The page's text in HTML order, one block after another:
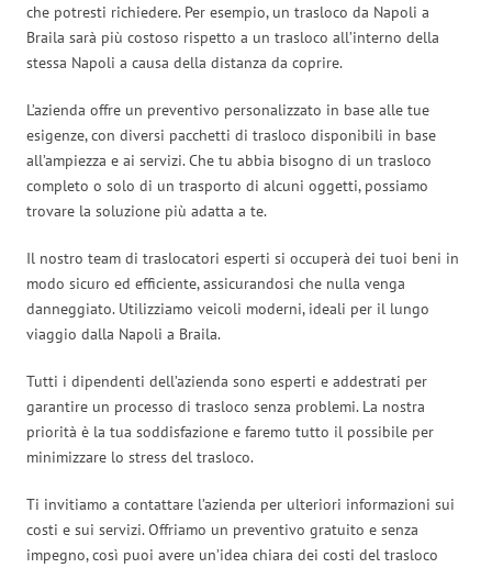
che potresti richiedere. Per esempio, un trasloco da Napoli a
Braila sarà più costoso rispetto a un trasloco all’interno della
stessa Napoli a causa della distanza da coprire.
L’azienda offre un preventivo personalizzato in base alle tue
esigenze, con diversi pacchetti di trasloco disponibili in base
all’ampiezza e ai servizi. Che tu abbia bisogno di un trasloco
completo o solo di un trasporto di alcuni oggetti, possiamo
trovare la soluzione più adatta a te.
Il nostro team di traslocatori esperti si occuperà dei tuoi beni in
modo sicuro ed efficiente, assicurandosi che nulla venga
danneggiato. Utilizziamo veicoli moderni, ideali per il lungo
viaggio dalla Napoli a Braila.
Tutti i dipendenti dell’azienda sono esperti e addestrati per
garantire un processo di trasloco senza problemi. La nostra
priorità è la tua soddisfazione e faremo tutto il possibile per
minimizzare lo stress del trasloco.
Ti invitiamo a contattare l’azienda per ulteriori informazioni sui
costi e sui servizi. Offriamo un preventivo gratuito e senza
impegno, così puoi avere un’idea chiara dei costi del trasloco